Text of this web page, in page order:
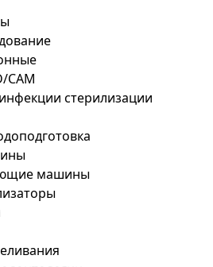
CAM
стерилизации
машины